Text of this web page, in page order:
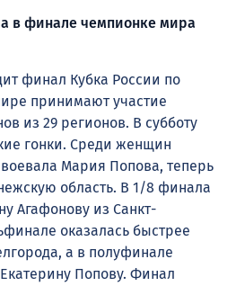
в финале чемпионке мира
финал Кубка России по
принимают участие
из 29 регионов. В субботу
гонки. Среди женщин
Мария Попова, теперь
область. В 1/8 финала
Агафонову из Санкт-
оказалась быстрее
а в полуфинале
Попову. Финал